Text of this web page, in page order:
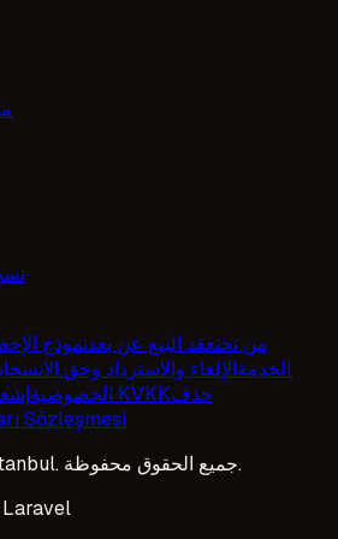
من نحنعقد البيع عن بعدنموذج
الخدمةالإلغاء والاسترداد وحق الانسحاب
الخصوصية إشعار الإفصاح بموجب قانون KVKKحذف
Sözleşmesi
© 2026 Cast Ajans İstanbul. جميع الحقوق محفوظة.
Laravel